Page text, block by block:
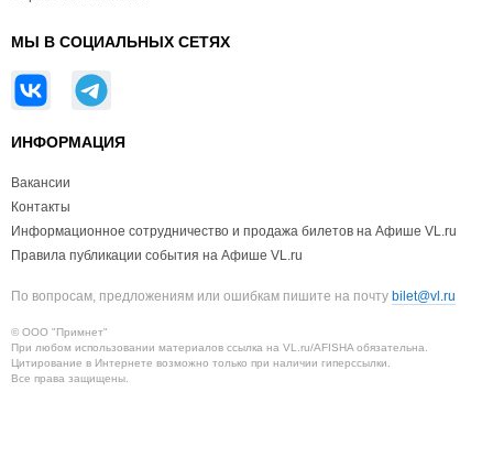
МЫ В СОЦИАЛЬНЫХ СЕТЯХ
ИНФОРМАЦИЯ
Вакансии
Контакты
Информационное сотрудничество и продажа билетов на Афише VL.ru
Правила публикации события на Афише VL.ru
По вопросам, предложениям или ошибкам пишите на почту bilet@vl.ru
© ООО "Примнет"
При любом использовании материалов ссылка на VL.ru/AFISHA обязательна.
Цитирование в Интернете возможно только при наличии гиперссылки.
Все права защищены.